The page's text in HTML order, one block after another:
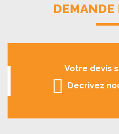
DEMANDE
Votre devis
Decrivez